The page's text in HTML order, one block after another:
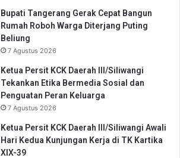
Bupati Tangerang Gerak Cepat Bangun
Rumah Roboh Warga Diterjang Puting
Beliung
7 Agustus 2026
Ketua Persit KCK Daerah III/Siliwangi
Tekankan Etika Bermedia Sosial dan
Penguatan Peran Keluarga
7 Agustus 2026
Ketua Persit KCK Daerah III/Siliwangi Awali
Hari Kedua Kunjungan Kerja di TK Kartika
XIX-39